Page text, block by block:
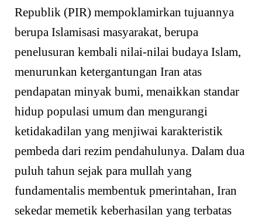
Republik (PIR) mempoklamirkan tujuannya
berupa Islamisasi masyarakat, berupa
penelusuran kembali nilai-nilai budaya Islam,
menurunkan ketergantungan Iran atas
pendapatan minyak bumi, menaikkan standar
hidup populasi umum dan mengurangi
ketidakadilan yang menjiwai karakteristik
pembeda dari rezim pendahulunya. Dalam dua
puluh tahun sejak para mullah yang
fundamentalis membentuk pmerintahan, Iran
sekedar memetik keberhasilan yang terbatas